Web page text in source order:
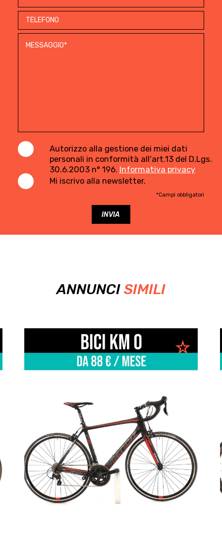
Autorizzo alla gestione dei miei dati
personali in conformità all'art.13 del D.Lgs.
30.6.2003 n° 196. Informativa privacy
Mi iscrivo alla newsletter.
*Campi obbligatori
ANNUNCI SIMILI